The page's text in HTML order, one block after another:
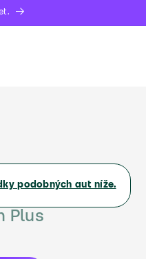
podobných aut níže.
Plus